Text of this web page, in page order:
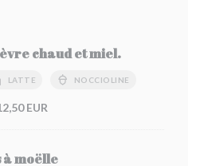
chaud et miel.
LATTE NOCCIOLINE
EUR
à moëlle